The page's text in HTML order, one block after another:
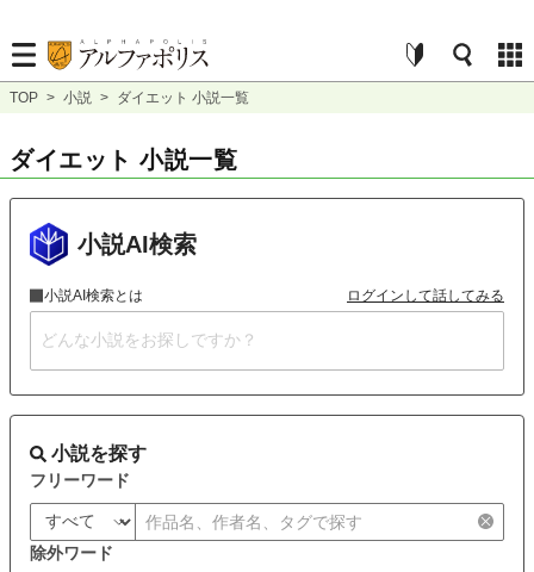
TOP > 小説 > ダイエット 小説一覧
ダイエット 小説一覧
小説AI検索
小説AI検索とは ログインして話してみる
小説を探す
フリーワード
除外ワード